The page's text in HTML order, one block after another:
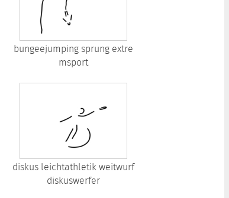
bungeejumping sprung extre
msport
diskus leichtathletik weitwurf
diskuswerfer